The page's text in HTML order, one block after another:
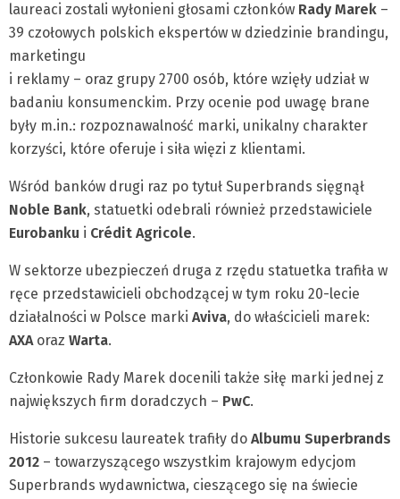
laureaci zostali wyłonieni głosami członków Rady Marek –
39 czołowych polskich ekspertów w dziedzinie brandingu,
marketingu
i reklamy – oraz grupy 2700 osób, które wzięły udział w
badaniu konsumenckim. Przy ocenie pod uwagę brane
były m.in.: rozpoznawalność marki, unikalny charakter
korzyści, które oferuje i siła więzi z klientami.
Wśród banków drugi raz po tytuł Superbrands sięgnął
Noble Bank, statuetki odebrali również przedstawiciele
Eurobanku i Crédit Agricole.
W sektorze ubezpieczeń druga z rzędu statuetka trafiła w
ręce przedstawicieli obchodzącej w tym roku 20-lecie
działalności w Polsce marki Aviva, do właścicieli marek:
AXA oraz Warta.
Członkowie Rady Marek docenili także siłę marki jednej z
największych firm doradczych – PwC.
Historie sukcesu laureatek trafiły do Albumu Superbrands
2012 – towarzyszącego wszystkim krajowym edycjom
Superbrands wydawnictwa, cieszącego się na świecie